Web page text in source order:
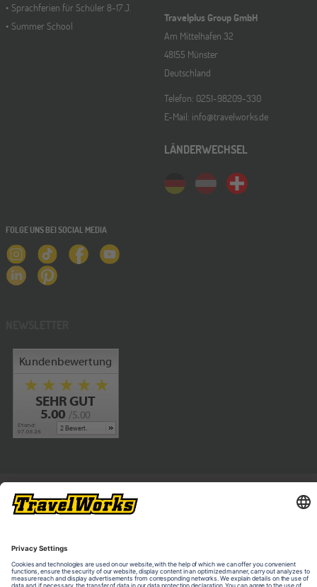
Sprachferien für Schüler 8-17 J.
Summer School
Travelplus Group GmbH
Am Mittelhafen 32
48155 Münster
Deutschland
Telefon: 0251-98209-330
E-Mail: info@travelworks.de
LÄNDERWECHSEL
FOLGE UNS BEI SOCIAL MEDIA